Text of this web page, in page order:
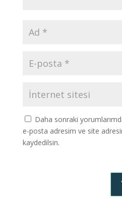
Daha sonraki
e-posta adresim ve site
kaydedilsin.